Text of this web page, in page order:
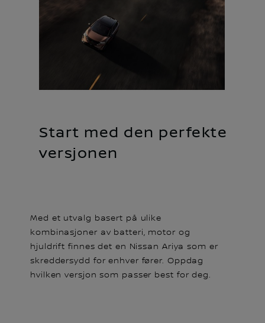
Start med den perfekte
versjonen
Med et utvalg basert på ulike
kombinasjoner av batteri, motor og
hjuldrift finnes det en Nissan Ariya som er
skreddersydd for enhver fører. Oppdag
hvilken versjon som passer best for deg.